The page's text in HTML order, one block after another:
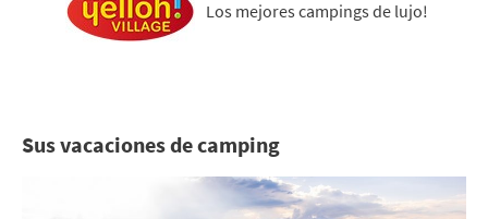
Los mejores campings de lujo!
Sus vacaciones de camping